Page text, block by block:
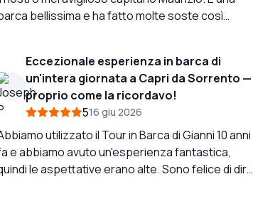
bellissima e ha fatto molte soste così
salienti del nostro viaggio: lo consiglio vivamente!
Eccezionale esperienza in barca di
un'intera giornata a Capri da Sorrento —
proprio come la ricordavo!
516 giu 2026
utilizzato il Tour in Barca di Gianni 10 anni
e abbiamo avuto un'esperienza fantastica,
le aspettative erano alte. Sono felice di dire